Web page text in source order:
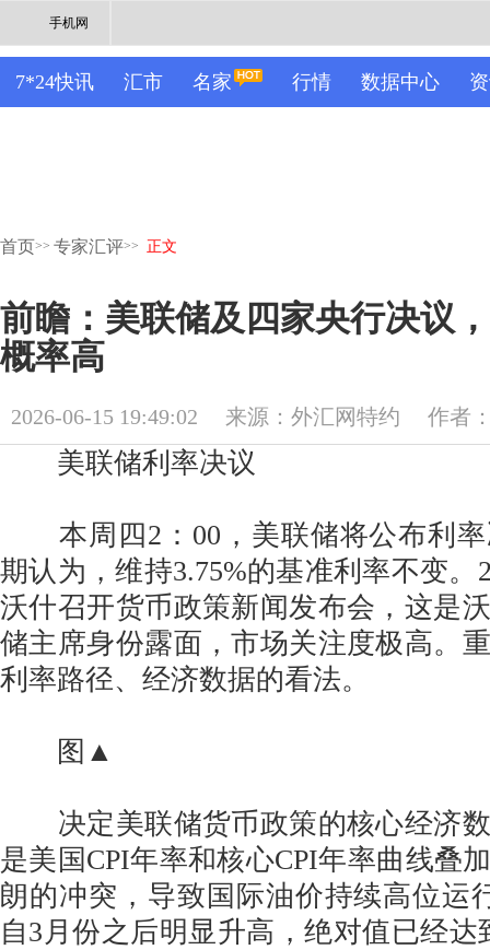
手机网
7*24快讯 汇市 名家 行情 数据中心
首页>> 专家汇评>> 正文
前瞻：美联储及四家央行决议
概率高
2026-06-15 19:49:02 来源：外汇网特约 作者
美联储利率决议
本周四2：00，美联储将公布利率
期认为，维持3.75%的基准利率不变。
沃什召开货币政策新闻发布会，这是
储主席身份露面，市场关注度极高。
利率路径、经济数据的看法。
图▲
决定美联储货币政策的核心经济数
是美国CPI年率和核心CPI年率曲线叠
朗的冲突，导致国际油价持续高位运
自3月份之后明显升高，绝对值已经达